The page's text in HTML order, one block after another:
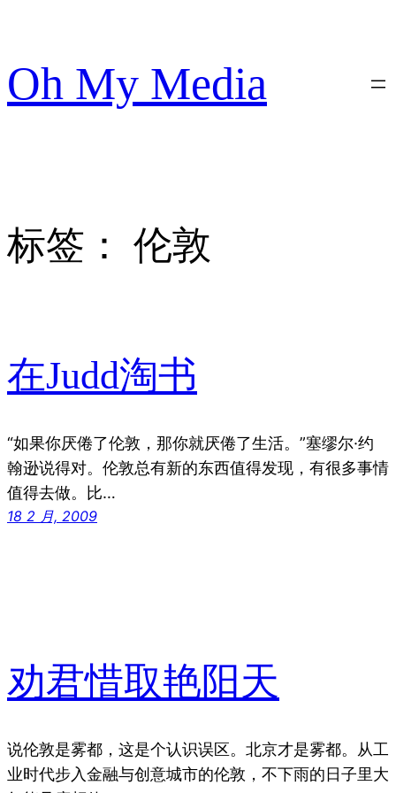
内
容
Oh My Media
标签： 伦敦
在Judd淘书
“如果你厌倦了伦敦，那你就厌倦了生活。”塞缪尔·约
翰逊说得对。伦敦总有新的东西值得发现，有很多事情
值得去做。比…
18 2 月, 2009
劝君惜取艳阳天
说伦敦是雾都，这是个认识误区。北京才是雾都。从工
业时代步入金融与创意城市的伦敦，不下雨的日子里大